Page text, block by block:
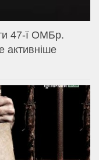
47-ї ОМБр.
активніше